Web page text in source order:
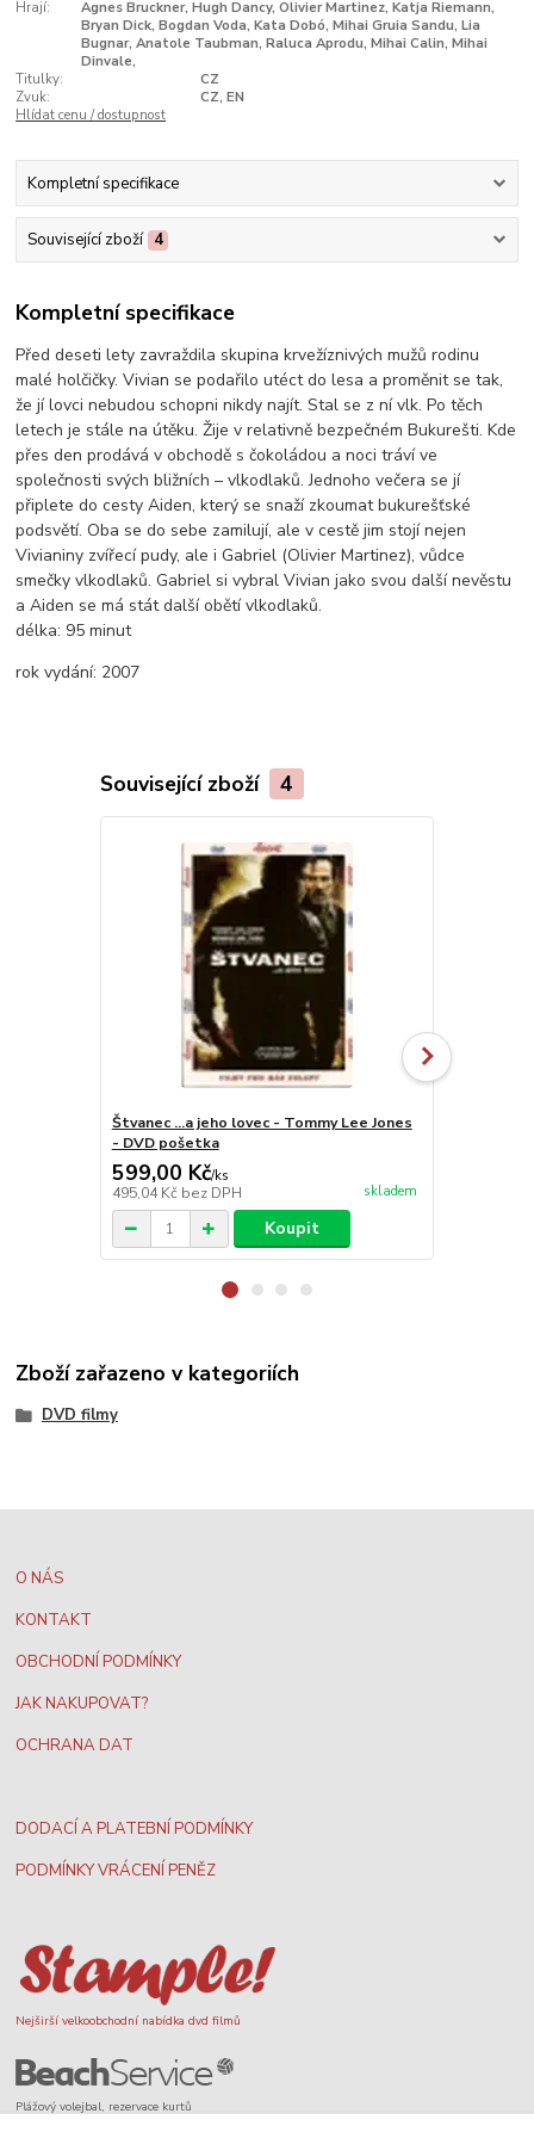
Hrají:
Agnes Bruckner, Hugh Dancy, Olivier Martinez, Katja Riemann,
Bryan Dick, Bogdan Voda, Kata Dobó, Mihai Gruia Sandu, Lia
Bugnar, Anatole Taubman, Raluca Aprodu, Mihai Calin, Mihai
Dinvale,
Titulky:
CZ
Zvuk:
CZ, EN
Hlídat cenu / dostupnost
Kompletní specifikace
Související zboží 4
Kompletní specifikace
Před deseti lety zavraždila skupina krvežíznivých mužů rodinu
malé holčičky. Vivian se podařilo utéct do lesa a proměnit se tak,
že jí lovci nebudou schopni nikdy najít. Stal se z ní vlk. Po těch
letech je stále na útěku. Žije v relativně bezpečném Bukurešti. Kde
přes den prodává v obchodě s čokoládou a noci tráví ve
společnosti svých bližních – vlkodlaků. Jednoho večera se jí
připlete do cesty Aiden, který se snaží zkoumat bukurešťské
podsvětí. Oba se do sebe zamilují, ale v cestě jim stojí nejen
Vivianiny zvířecí pudy, ale i Gabriel (Olivier Martinez), vůdce
smečky vlkodlaků. Gabriel si vybral Vivian jako svou další nevěstu
a Aiden se má stát další obětí vlkodlaků.
délka: 95 minut
rok vydání: 2007
Související zboží 4
Štvanec ...a jeho lovec - Tommy Lee Jones
- DVD pošetka
599,00 Kč/ks
495,04 Kč bez DPH skladem
Koupit
Zboží zařazeno v kategoriích
DVD filmy
O NÁS
KONTAKT
OBCHODNÍ PODMÍNKY
JAK NAKUPOVAT?
OCHRANA DAT
DODACÍ A PLATEBNÍ PODMÍNKY
PODMÍNKY VRÁCENÍ PENĚZ
Nejširší velkoobchodní nabídka dvd filmů
Plážový volejbal, rezervace kurtů